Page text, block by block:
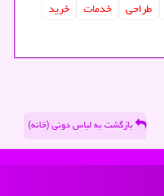
طراحی خدمات
خرید
بازگشت به لباس دونی (خانه)